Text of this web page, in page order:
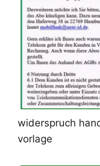
widerspruch
vorlage